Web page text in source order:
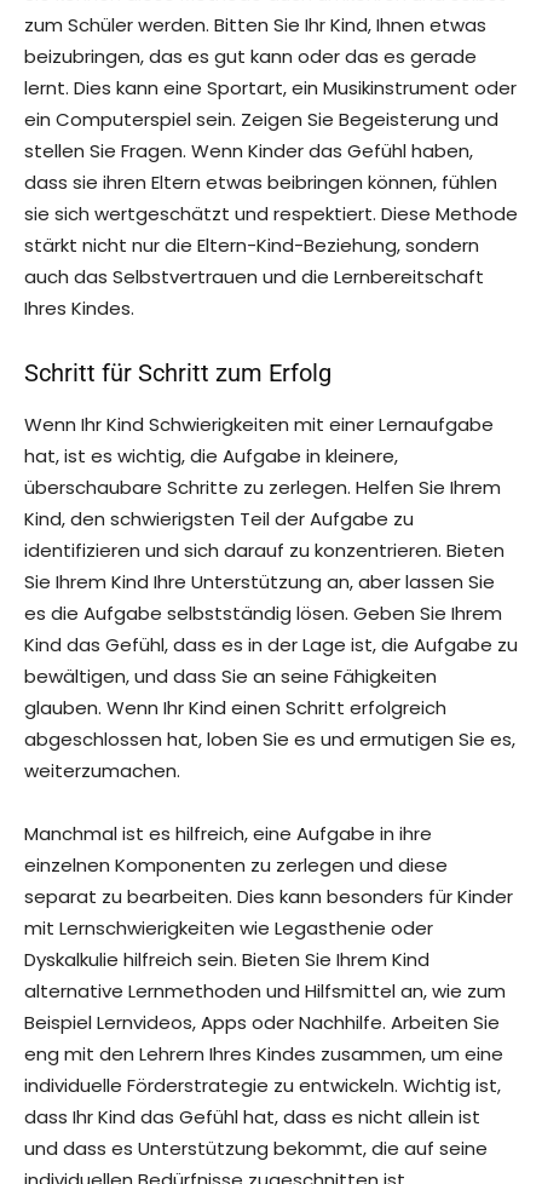
zum Schüler werden. Bitten Sie Ihr Kind, Ihnen etwas
beizubringen, das es gut kann oder das es gerade
lernt. Dies kann eine Sportart, ein Musikinstrument oder
ein Computerspiel sein. Zeigen Sie Begeisterung und
stellen Sie Fragen. Wenn Kinder das Gefühl haben,
dass sie ihren Eltern etwas beibringen können, fühlen
sie sich wertgeschätzt und respektiert. Diese Methode
stärkt nicht nur die Eltern-Kind-Beziehung, sondern
auch das Selbstvertrauen und die Lernbereitschaft
Ihres Kindes.
Schritt für Schritt zum Erfolg
Wenn Ihr Kind Schwierigkeiten mit einer Lernaufgabe
hat, ist es wichtig, die Aufgabe in kleinere,
überschaubare Schritte zu zerlegen. Helfen Sie Ihrem
Kind, den schwierigsten Teil der Aufgabe zu
identifizieren und sich darauf zu konzentrieren. Bieten
Sie Ihrem Kind Ihre Unterstützung an, aber lassen Sie
es die Aufgabe selbstständig lösen. Geben Sie Ihrem
Kind das Gefühl, dass es in der Lage ist, die Aufgabe zu
bewältigen, und dass Sie an seine Fähigkeiten
glauben. Wenn Ihr Kind einen Schritt erfolgreich
abgeschlossen hat, loben Sie es und ermutigen Sie es,
weiterzumachen.
Manchmal ist es hilfreich, eine Aufgabe in ihre
einzelnen Komponenten zu zerlegen und diese
separat zu bearbeiten. Dies kann besonders für Kinder
mit Lernschwierigkeiten wie Legasthenie oder
Dyskalkulie hilfreich sein. Bieten Sie Ihrem Kind
alternative Lernmethoden und Hilfsmittel an, wie zum
Beispiel Lernvideos, Apps oder Nachhilfe. Arbeiten Sie
eng mit den Lehrern Ihres Kindes zusammen, um eine
individuelle Förderstrategie zu entwickeln. Wichtig ist,
dass Ihr Kind das Gefühl hat, dass es nicht allein ist
und dass es Unterstützung bekommt, die auf seine